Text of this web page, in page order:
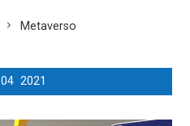
Metaverso
04 2021